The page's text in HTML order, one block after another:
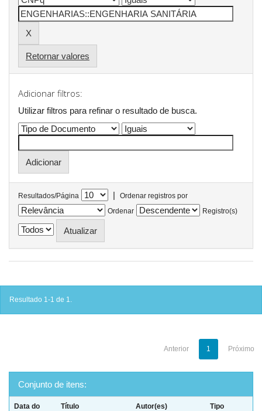
Retornar valores
Adicionar filtros:
Utilizar filtros para refinar o resultado de busca.
Resultados/Página |
Ordenar registros por
Ordenar
Registro(s)
Resultado 1-1 de 1.
Anterior 1 Próximo
Conjunto de itens:
Data do
Título Autor(es) Tipo